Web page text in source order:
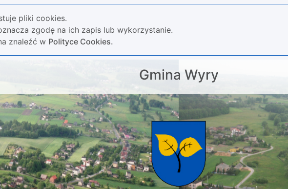
pliki cookies.
zgodę na ich zapis lub wykorzystanie.
znaleźć w Polityce Cookies.
Gmina Wyry